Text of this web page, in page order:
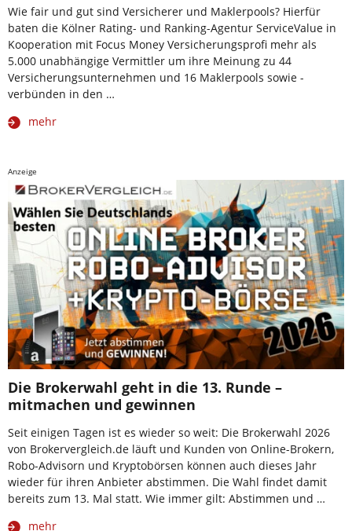
Wie fair und gut sind Versicherer und Maklerpools? Hierfür
baten die Kölner Rating- und Ranking-Agentur ServiceValue in
Kooperation mit Focus Money Versicherungsprofi mehr als
5.000 unabhängige Vermittler um ihre Meinung zu 44
Versicherungsunternehmen und 16 Maklerpools sowie -
verbünden in den …
mehr
Anzeige
Die Brokerwahl geht in die 13. Runde –
mitmachen und gewinnen
Seit einigen Tagen ist es wieder so weit: Die Brokerwahl 2026
von Brokervergleich.de läuft und Kunden von Online-Brokern,
Robo-Advisorn und Kryptobörsen können auch dieses Jahr
wieder für ihren Anbieter abstimmen. Die Wahl findet damit
bereits zum 13. Mal statt. Wie immer gilt: Abstimmen und …
mehr